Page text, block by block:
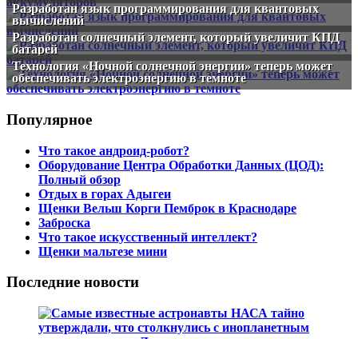
Разработан язык программирования для квантовых
вычислений
Разработан солнечный элемент, который увеличит КПД
батарей
Технология «Ночной солнечной энергии» теперь может
обеспечивать электроэнергию в темноте
Популярное
Что такое андроид-робот?
Оборудование Центра Обработки Данных (ЦОД):
Полный обзор
Отдых в горах Адыгеи
Щенки Вельш Корги Пемброк в Краснодаре
Заброска
Что такое искусственный интеллект?
Щенки мальтезе мини
Последние новости